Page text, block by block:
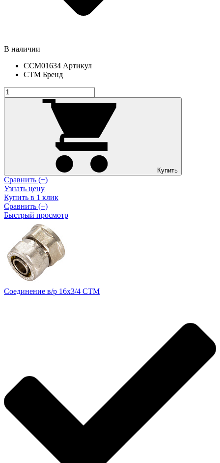
В наличии
CCM01634 Артикул
СТМ Бренд
Купить
Сравнить (+)
Узнать цену
Купить в 1 клик
Сравнить (+)
Быстрый просмотр
Соединение в/р 16х3/4 CTM